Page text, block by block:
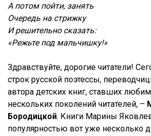
А потом пойти, занять
Очередь на стрижку
И решительно сказать:
«Режьте под мальчишку!»
Здравствуйте, дорогие читатели!
строк русской поэтессы,
автора детских книг, ставших
нескольких поколений читателей, –
Бородицкой. Книги Марины
популярностью вот уже несколько